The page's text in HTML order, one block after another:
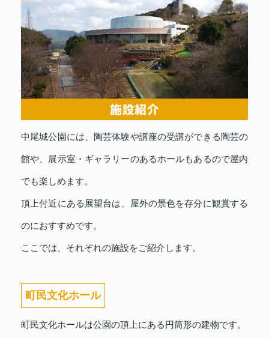
中尾城公園には、陶芸体験や講座の受講ができる陶芸の
館や、展示室・ギャラリーのあるホールもあるので屋内
でも楽しめます。
頂上付近にある展望台は、屋外の景色を存分に観賞する
のにおすすめです。
ここでは、それぞれの施設をご紹介します。
町民文化ホール
町民文化ホールは公園の頂上にある円筒形の建物です。